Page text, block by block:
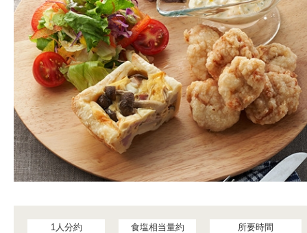
1人分約 食塩相当量約 所要時間